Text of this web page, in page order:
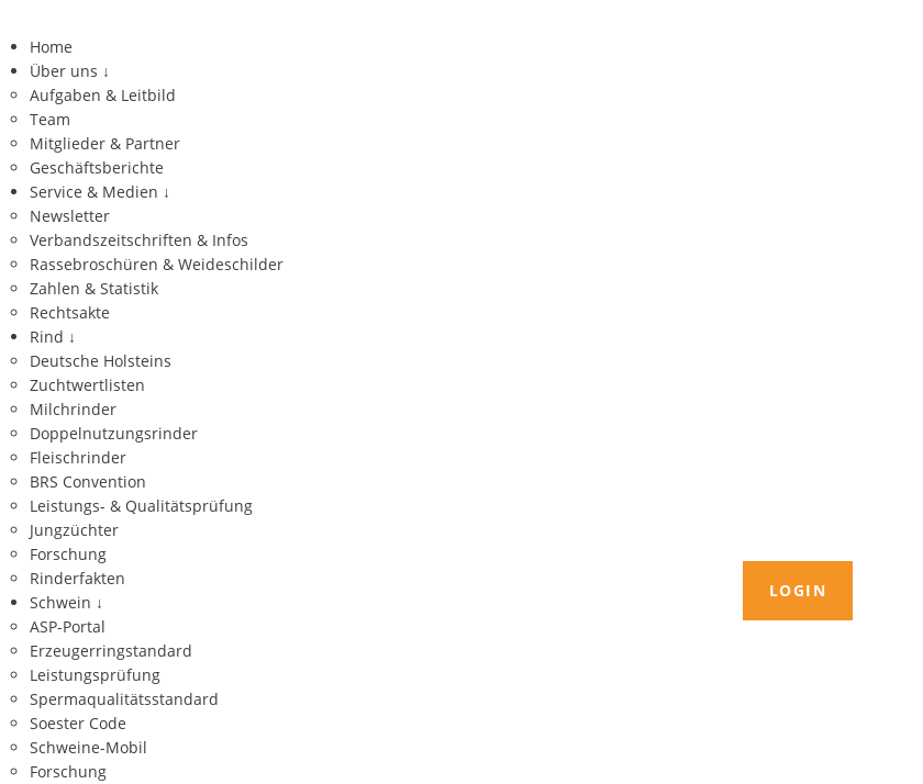
Home
Über uns ↓
Aufgaben & Leitbild
Team
Mitglieder & Partner
Geschäftsberichte
Service & Medien ↓
Newsletter
Verbandszeitschriften & Infos
Rassebroschüren & Weideschilder
Zahlen & Statistik
Rechtsakte
Rind ↓
Deutsche Holsteins
Zuchtwertlisten
Milchrinder
Doppelnutzungsrinder
Fleischrinder
BRS Convention
Leistungs- & Qualitätsprüfung
Jungzüchter
Forschung
Rinderfakten
Schwein ↓
ASP-Portal
Erzeugerringstandard
Leistungsprüfung
Spermaqualitätsstandard
Soester Code
Schweine-Mobil
Forschung
LOGIN